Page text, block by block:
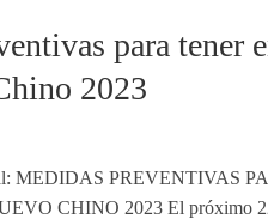
para tener
2023
MEDIDAS PREVENTIVAS
CHINO 2023 El próximo